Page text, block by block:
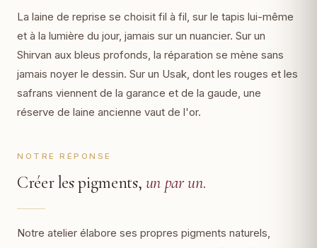
La laine de reprise se choisit fil à fil, sur le tapis lui-même
et à la lumière du jour, jamais sur un nuancier. Sur un
Shirvan aux bleus profonds, la réparation se mène sans
jamais noyer le dessin. Sur un Usak, dont les rouges et les
safrans viennent de la garance et de la gaude, une
réserve de laine ancienne vaut de l'or.
NOTRE RÉPONSE
Créer les pigments, un par un.
Notre atelier élabore ses propres pigments naturels,